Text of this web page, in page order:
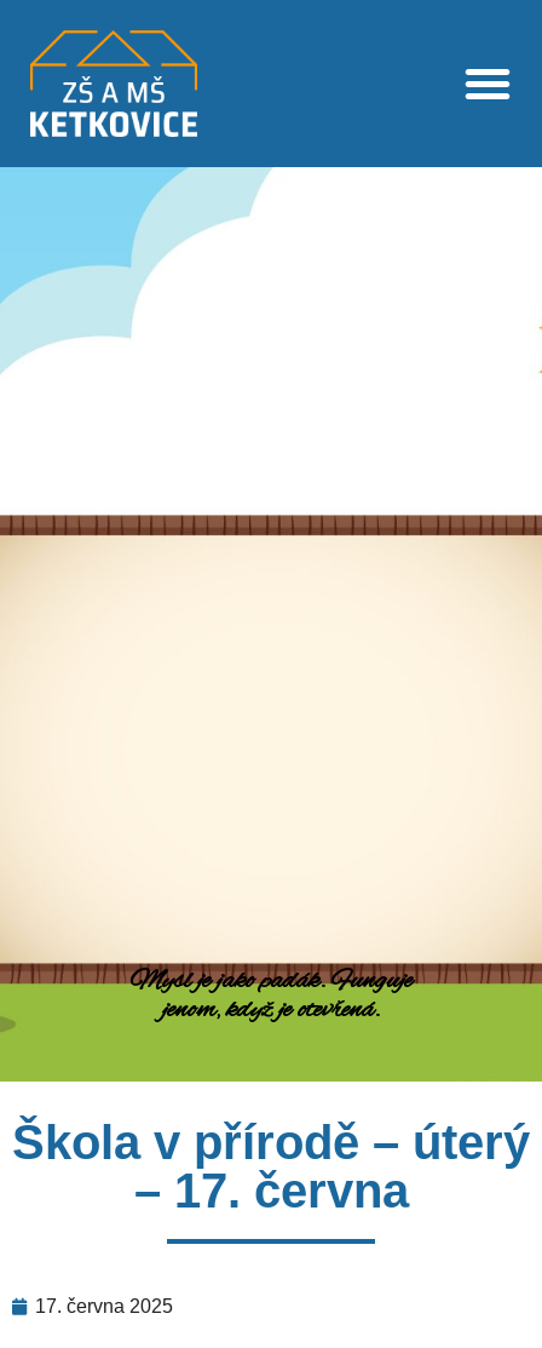
Mysl je jako padák. Funguje
jenom, když je otevřená.
Škola v přírodě – úterý
– 17. června
17. června 2025